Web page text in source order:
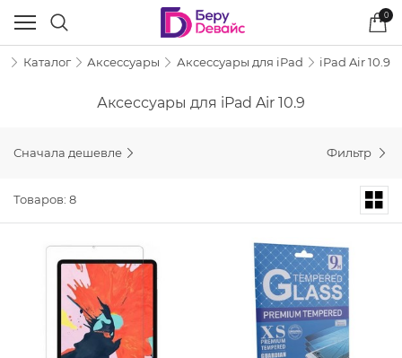
0
Каталог Аксессуары Аксессуары для iPad iPad Air 10.9
Аксессуары для iPad Air 10.9
Сначала дешевле Фильтр
Товаров: 8